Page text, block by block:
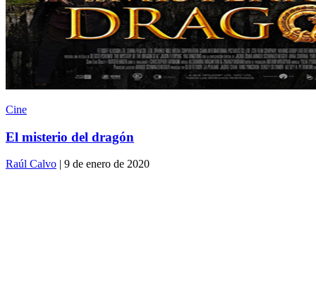
Cine
El misterio del dragón
Raúl Calvo | 9 de enero de 2020